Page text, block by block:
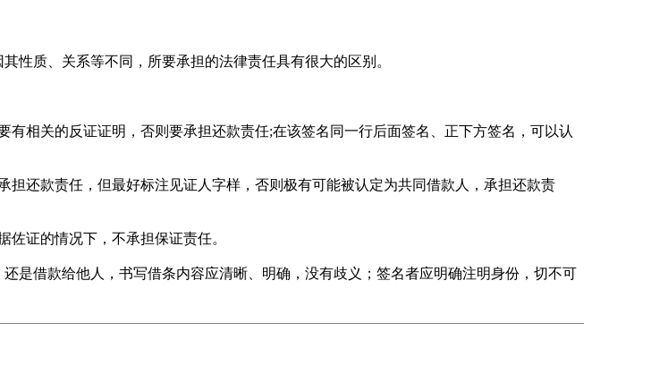
质、关系等不同，所要承担的法律责任具有很大的区别。
关的反证证明，否则要承担还款责任;在该签名同一行后面签名、正下方签名，可以认
还款责任，但最好标注见证人字样，否则极有可能被认定为共同借款人，承担还款责
证的情况下，不承担保证责任。
借款给他人，书写借条内容应清晰、明确，没有歧义；签名者应明确注明身份，切不可